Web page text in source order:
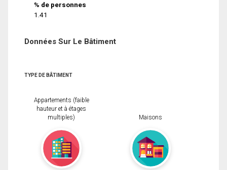
% de personnes
1.41
Données Sur Le Bâtiment
TYPE DE BÂTIMENT
Appartements (faible
hauteur et à étages
multiples)
Maisons